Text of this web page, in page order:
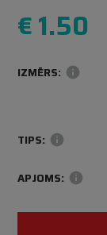
€1.50
IZMĒRS: info
TIPS: info
APJOMS: info